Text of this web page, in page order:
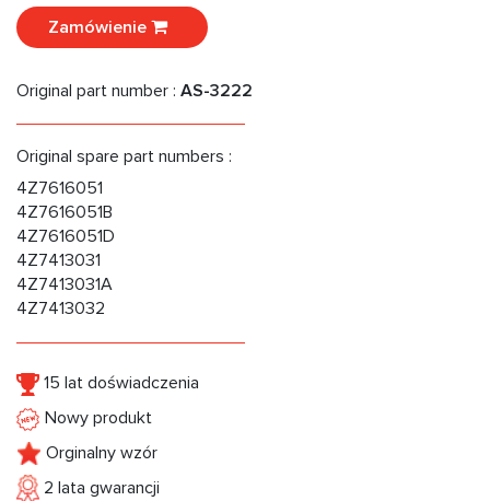
Zamówienie
Original part number : AS-3222
Original spare part numbers :
4Z7616051
4Z7616051B
4Z7616051D
4Z7413031
4Z7413031A
4Z7413032
15 lat doświadczenia
Nowy produkt
Orginalny wzór
2 lata gwarancji